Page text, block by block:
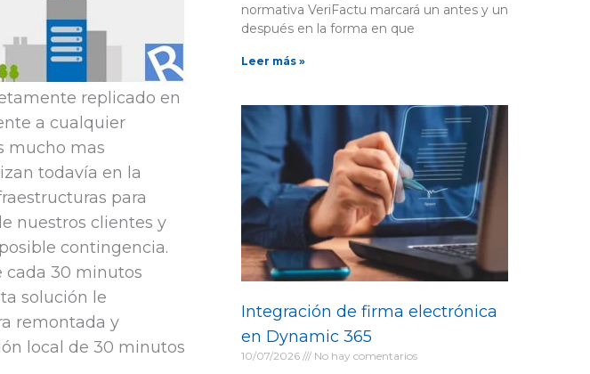
replicado en
a cualquier
mucho mas
todavía en la
para
nuestros clientes y
contingencia.
cada 30 minutos
solución le
remontada y
local de 30 minutos
normativa VeriFactu marcará un antes y un
después en la forma en que
Leer más »
Integración de firma electrónica
en Dynamic 365
10/07/2026 No hay comentarios